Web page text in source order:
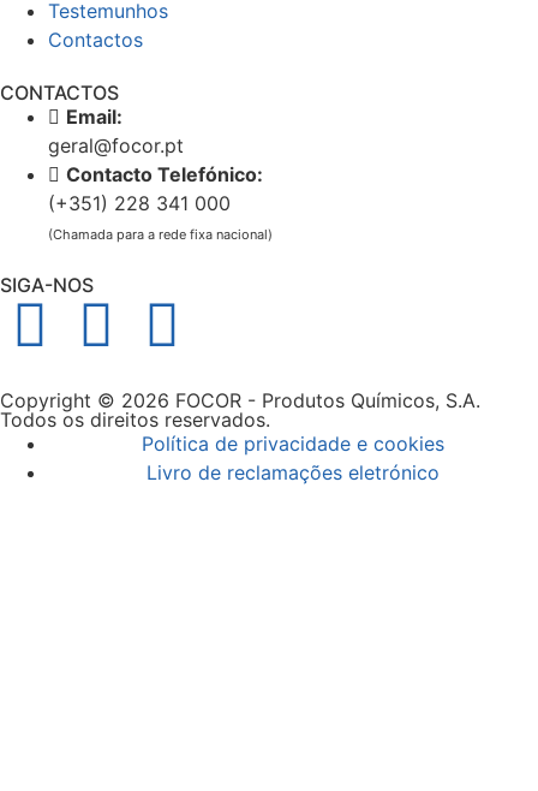
Testemunhos
Contactos
CONTACTOS
Email:
geral@focor.pt
Contacto Telefónico:
(+351) 228 341 000
(Chamada para a rede fixa nacional)
SIGA-NOS
Copyright © 2026 FOCOR - Produtos Químicos, S.A.
Todos os direitos reservados.
Política de privacidade e cookies
Livro de reclamações eletrónico